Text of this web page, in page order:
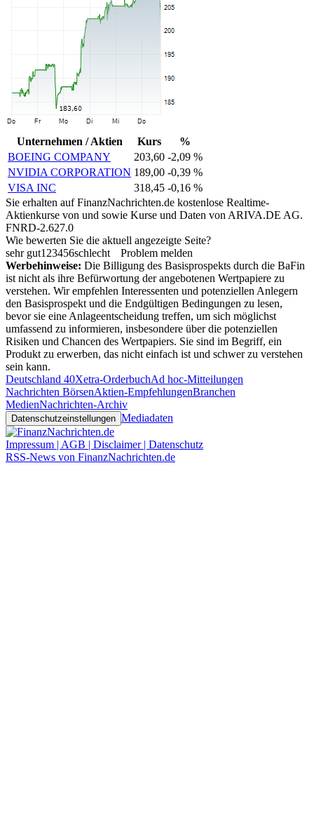
Unternehmen / Aktien Kurs
%
BOEING COMPANY
203,60 -2,09 %
NVIDIA CORPORATION 189,00 -0,39 %
VISA INC
318,45 -0,16 %
Sie erhalten auf FinanzNachrichten.de kostenlose Realtime-
Aktienkurse von und sowie Kurse und Daten von ARIVA.DE AG.
FNRD-2.627.0
Wie bewerten Sie die aktuell angezeigte Seite?
sehr gut1 23456schlecht
Problem melden
Werbehinweise: Die Billigung des Basisprospekts durch die BaFin
ist nicht als ihre Befürwortung der angebotenen Wertpapiere zu
verstehen. Wir empfehlen Interessenten und potenziellen Anlegern
den Basisprospekt und die Endgültigen Bedingungen zu lesen,
bevor sie eine Anlageentscheidung treffen, um sich möglichst
umfassend zu informieren, insbesondere über die potenziellen
Risiken und Chancen des Wertpapiers. Sie sind im Begriff, ein
Produkt zu erwerben, das nicht einfach ist und schwer zu verstehen
sein kann.
Deutschland 40Xetra-OrderbuchAd hoc-Mitteilungen
Nachrichten BörsenAktien-EmpfehlungenBranchen
MedienNachrichten-Archiv
Datenschutzeinstellungen Mediadaten
Impressum | AGB | Disclaimer | Datenschutz
RSS-News von FinanzNachrichten.de